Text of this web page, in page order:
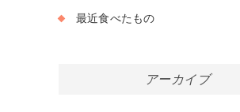
最近食べたもの
アーカイブ